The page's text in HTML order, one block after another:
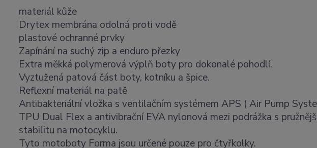
materiál kůže
Drytex membrána odolná proti vodě
plastové ochranné prvky
Zapínání na suchý zip a enduro přezky
Extra měkká polymerová výplň boty pro dokonalé pohodlí.
Vyztužená patová část boty, kotníku a špice.
Reflexní materiál na patě
Antibakteriální vložka s ventilačním systémem APS ( Air Pump
TPU Dual Flex a antivibrační EVA nylonová mezi podrážka s
stabilitu na motocyklu.
Tyto motoboty Forma jsou určené pouze pro čtyřkolky.